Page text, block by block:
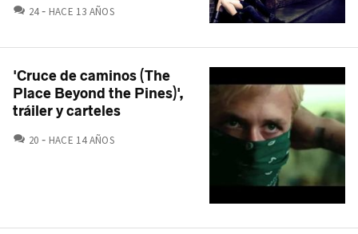
24 COMENTARIOS
HACE 13 AÑOS
'Cruce de caminos (The
Place Beyond the Pines)',
tráiler y carteles
20 COMENTARIOS
HACE 14 AÑOS